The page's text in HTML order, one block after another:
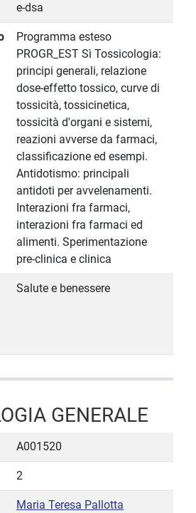
e-dsa
Programma esteso
PROGR_EST Sì Tossicologia:
principi generali, relazione
dose-effetto tossico, curve di
tossicità, tossicinetica,
tossicità d'organi e sistemi,
reazioni avverse da farmaci,
classificazione ed esempi.
Antidotismo: principali
antidoti per avvelenamenti.
Interazioni fra farmaci,
interazioni fra farmaci ed
alimenti. Sperimentazione
pre-clinica e clinica
Salute e benessere
GENERALE
A001520
2
Maria Teresa Pallotta